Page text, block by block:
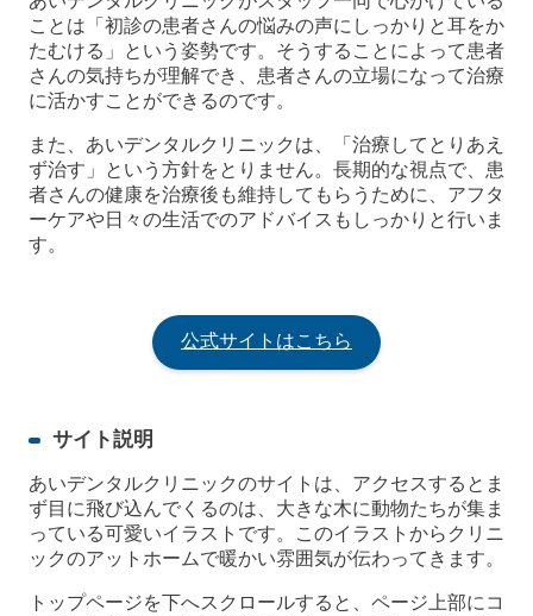
ことは「初診の患者さんの悩みの声にしっかりと耳をか
たむける」という姿勢です。そうすることによって患者
さんの気持ちが理解でき、患者さんの立場になって治療
に活かすことができるのです。
また、あいデンタルクリニックは、「治療してとりあえ
ず治す」という方針をとりません。長期的な視点で、患
者さんの健康を治療後も維持してもらうために、アフタ
ーケアや日々の生活でのアドバイスもしっかりと行いま
す。
公式サイトはこちら
サイト説明
あいデンタルクリニックのサイトは、アクセスするとま
ず目に飛び込んでくるのは、大きな木に動物たちが集ま
っている可愛いイラストです。このイラストからクリニ
ックのアットホームで暖かい雰囲気が伝わってきます。
トップページを下へスクロールすると、ページ上部にコ